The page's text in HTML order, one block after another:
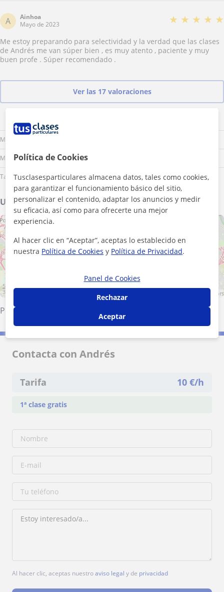
y así la imparte. Estamos encantados de haberle conocido y
esperamos seguir contando con él. Muchas Gracias Andrés !!!
A
Ainhoa
Mayo de 2023
★ ★ ★ ★ ★
Me estoy preparando para selectividad y la verdad que las clases
de Andrés me van súper bien , es muy atento , paciente y muy
buen profe . Súper recomendado .
Ver las 17 valoraciones
Mañana
Mediodía
Tarde
Ubicación de mis clases
+ −
5 km
3 mi
contributors
Pozuelo de Alarcón Coslada
Contacta con Andrés
Tarifa 10 €/h
1ª clase gratis
Al hacer clic, aceptas nuestroaviso legal y de privacidad
Política de Cookies
Tusclasesparticulares almacena datos, tales como cookies,
para garantizar el funcionamiento básico del sitio,
personalizar el contenido, adaptar los anuncios y medir
su eficacia, así como para ofrecerte una mejor
experiencia.
Al hacer clic en “Aceptar”, aceptas lo establecido en
nuestra Política de Cookies y Política de Privacidad.
Panel de Cookies
Rechazar
Aceptar